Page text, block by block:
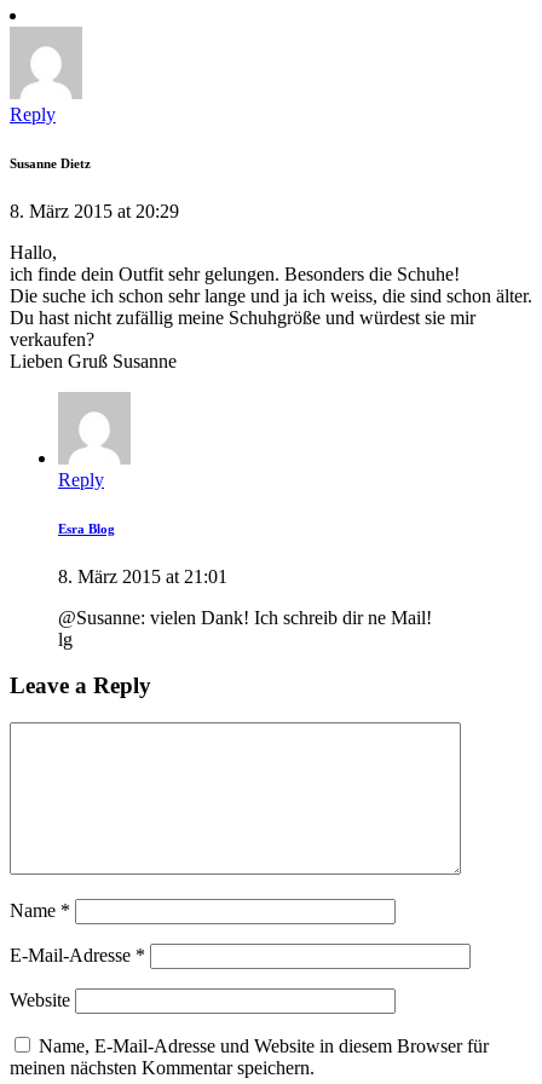
Reply
Susanne Dietz
8. März 2015 at 20:29
Hallo,
ich finde dein Outfit sehr gelungen. Besonders die Schuhe!
Die suche ich schon sehr lange und ja ich weiss, die sind schon älter.
Du hast nicht zufällig meine Schuhgröße und würdest sie mir
verkaufen?
Lieben Gruß Susanne
Reply
Esra Blog
8. März 2015 at 21:01
@Susanne: vielen Dank! Ich schreib dir ne Mail!
lg
Leave a Reply
Name *
E-Mail-Adresse *
Website
Name, E-Mail-Adresse und Website in diesem Browser für
meinen nächsten Kommentar speichern.